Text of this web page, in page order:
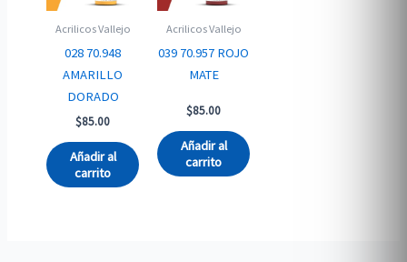
Acrilicos Vallejo
028 70.948
AMARILLO
DORADO
$85.00
Añadir al
carrito
Acrilicos Vallejo
039 70.957 ROJO
MATE
$85.00
Añadir al
carrito